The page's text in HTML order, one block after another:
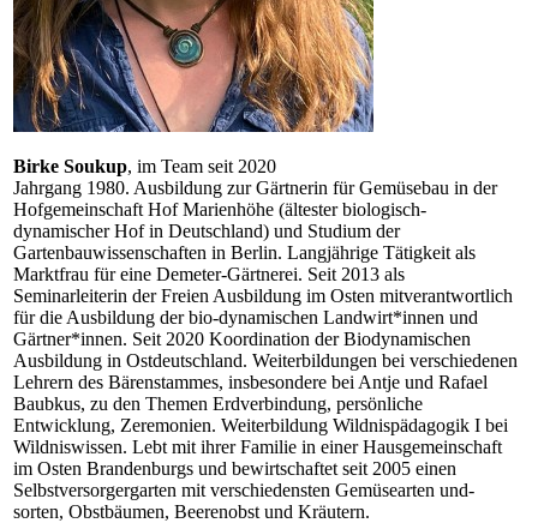
Birke Soukup, im Team seit 2020
Jahrgang 1980. Ausbildung zur Gärtnerin für Gemüsebau in der
Hofgemeinschaft Hof Marienhöhe (ältester biologisch-
dynamischer Hof in Deutschland) und Studium der
Gartenbauwissenschaften in Berlin. Langjährige Tätigkeit als
Marktfrau für eine Demeter-Gärtnerei. Seit 2013 als
Seminarleiterin der Freien Ausbildung im Osten mitverantwortlich
für die Ausbildung der bio-dynamischen Landwirt*innen und
Gärtner*innen. Seit 2020 Koordination der Biodynamischen
Ausbildung in Ostdeutschland. Weiterbildungen bei verschiedenen
Lehrern des Bärenstammes, insbesondere bei Antje und Rafael
Baubkus, zu den Themen Erdverbindung, persönliche
Entwicklung, Zeremonien. Weiterbildung Wildnispädagogik I bei
Wildniswissen. Lebt mit ihrer Familie in einer Hausgemeinschaft
im Osten Brandenburgs und bewirtschaftet seit 2005 einen
Selbstversorgergarten mit verschiedensten Gemüsearten und-
sorten, Obstbäumen, Beerenobst und Kräutern.